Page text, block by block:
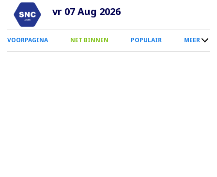
Overslaan
naar
inhoud
vr 07 Aug 2026
0
Smartphone
VOORPAGINA NET BINNEN POPULAIR MEER